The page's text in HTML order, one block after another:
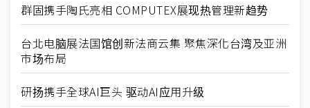
群固携手陶氏亮相 COMPUTEX展现热管理新趋势
台北电脑展法国馆创新法商云集 聚焦深化台湾及亚洲
市场布局
研扬携手全球AI巨头 驱动AI应用升级